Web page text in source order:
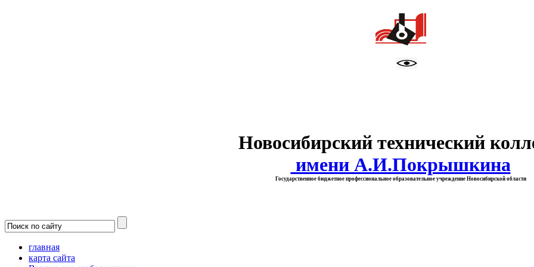
Новосибирский технический
имени А.И.Покрышкина
Государственное бюджетное профессиональное образовательное учреждение Новосибирской области
главная
карта сайта